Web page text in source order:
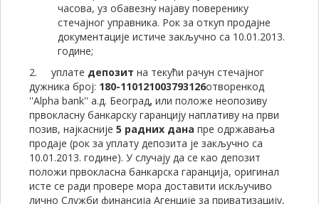
часова, уз обавезну најаву поверенику
стечајног управника. Рок за откуп продајне
документације истиче закључно са 10.01.2013.
године;
2. уплате депозит на текући рачун стечајног
дужника број: 180-110121003793126отворенкод
''Alpha bank'' а.д. Београд, или положе неопозиву
првокласну банкарску гаранцију наплативу на први
позив, најкасније 5 радних дана пре одржавања
продаје (рок за уплату депозита је закључно са
10.01.2013. године). У случају да се као депозит
положи првокласна банкарска гаранција, оригинал
исте се ради провере мора доставити искључиво
лично Служби финансија Агенције за приватизацију,